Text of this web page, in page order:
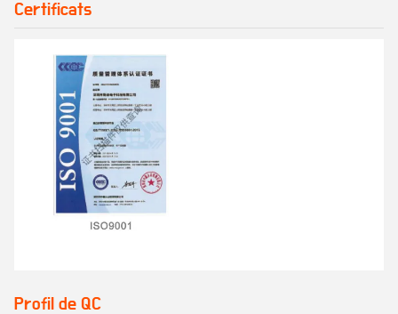
Certificats
Profil de QC